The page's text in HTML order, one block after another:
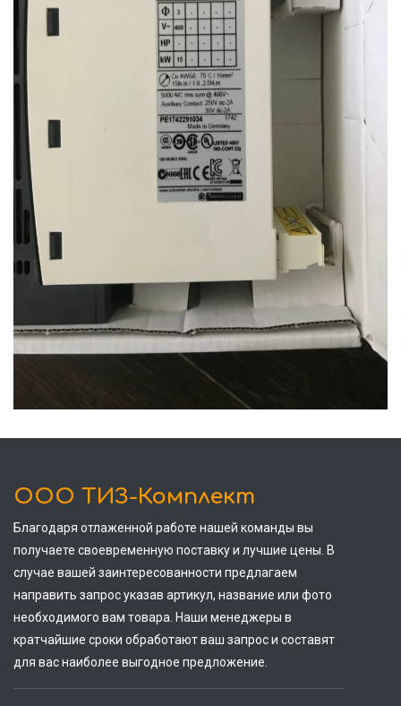
ООО ТИЗ-Комплект
Благодаря отлаженной работе нашей команды вы
получаете своевременную поставку и лучшие цены. В
случае вашей заинтересованности предлагаем
направить запрос указав артикул, название или фото
необходимого вам товара. Наши менеджеры в
кратчайшие сроки обработают ваш запрос и составят
для вас наиболее выгодное предложение.